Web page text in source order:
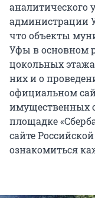
аналитического
администрации
что объекты
Уфы в основном
цокольных
них и о
официальном
имущественных
площадке
сайте
ознакомиться